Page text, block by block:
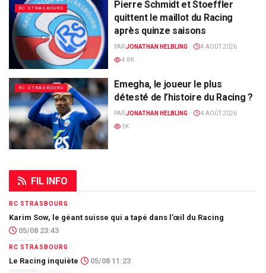
RC STRASBOURG
Pierre Schmidt et Stoeffler
quittent le maillot du Racing
après quinze saisons
PARJONATHAN HELBLING
4 AOÛT 2026
4.8K
RC STRASBOURG
Emegha, le joueur le plus
détesté de l’histoire du Racing ?
PARJONATHAN HELBLING
4 AOÛT 2026
3K
FIL INFO
RC STRASBOURG
Karim Sow, le géant suisse qui a tapé dans l’œil du Racing
05/08 23:43
RC STRASBOURG
Le Racing inquiète 05/08 11:23